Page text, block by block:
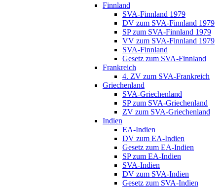
Finnland
SVA-Finnland 1979
DV zum SVA-Finnland 1979
SP zum SVA-Finnland 1979
VV zum SVA-Finnland 1979
SVA-Finnland
Gesetz zum SVA-Finnland
Frankreich
4. ZV zum SVA-Frankreich
Griechenland
SVA-Griechenland
SP zum SVA-Griechenland
ZV zum SVA-Griechenland
Indien
EA-Indien
DV zum EA-Indien
Gesetz zum EA-Indien
SP zum EA-Indien
SVA-Indien
DV zum SVA-Indien
Gesetz zum SVA-Indien